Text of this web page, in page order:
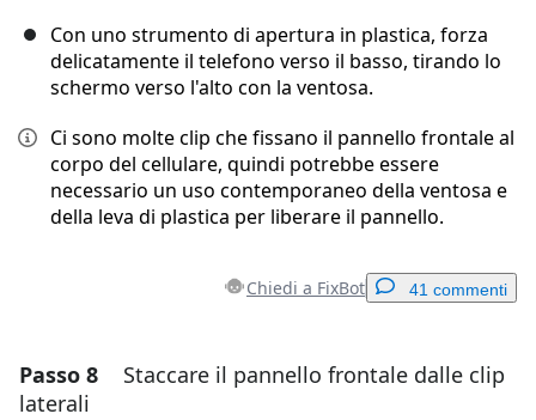
Con uno strumento di apertura in plastica, forza
delicatamente il telefono verso il basso, tirando lo
schermo verso l'alto con la ventosa.
Ci sono molte clip che fissano il pannello frontale al
corpo del cellulare, quindi potrebbe essere
necessario un uso contemporaneo della ventosa e
della leva di plastica per liberare il pannello.
Chiedi a FixBot 41 commenti
Aggiungi un commento
Passo 8
Staccare il pannello frontale dalle clip
laterali